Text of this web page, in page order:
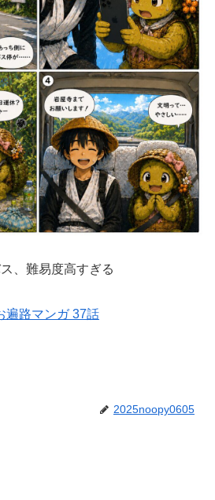
、難易度高すぎる
遍路マンガ 37話
2025noopy0605